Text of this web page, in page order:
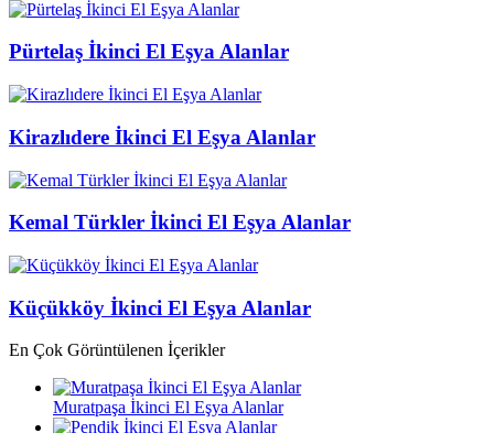
Pürtelaş İkinci El Eşya Alanlar
Kirazlıdere İkinci El Eşya Alanlar
Kemal Türkler İkinci El Eşya Alanlar
Küçükköy İkinci El Eşya Alanlar
En Çok Görüntülenen İçerikler
Muratpaşa İkinci El Eşya Alanlar